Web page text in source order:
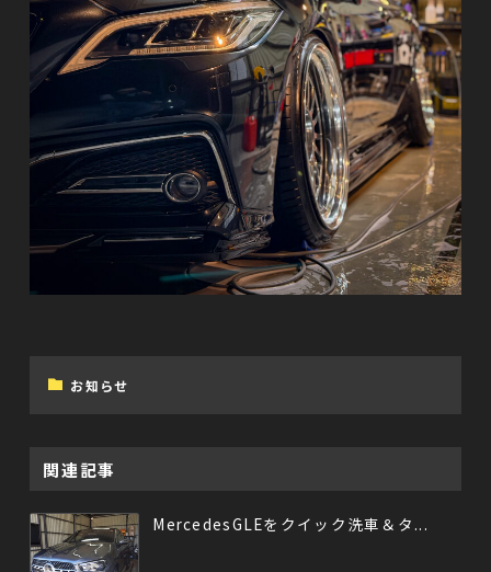
お知らせ
関連記事
MercedesGLEをクイック洗車＆タ...